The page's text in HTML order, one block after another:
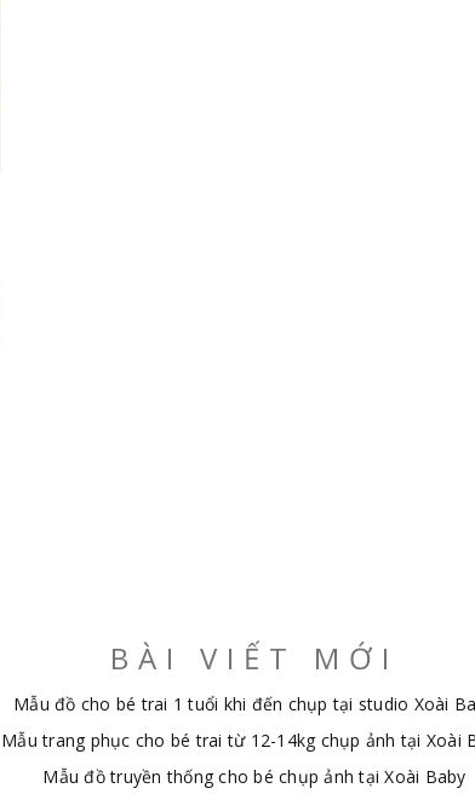
BÀI VIẾT MỚI
Mẫu đồ cho bé trai 1 tuổi khi đến chụp tại studio Xoài
Mẫu trang phục cho bé trai từ 12-14kg chụp ảnh tại Xoài
Mẫu đồ truyền thống cho bé chụp ảnh tại Xoài Baby